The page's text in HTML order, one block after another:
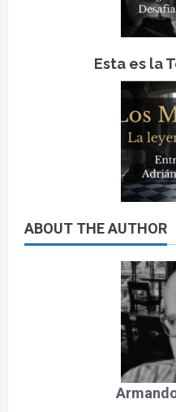
Esta es la
ABOUT THE AUTHOR